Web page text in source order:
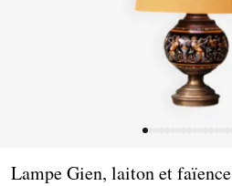
Lampe Gien, laiton et faïence